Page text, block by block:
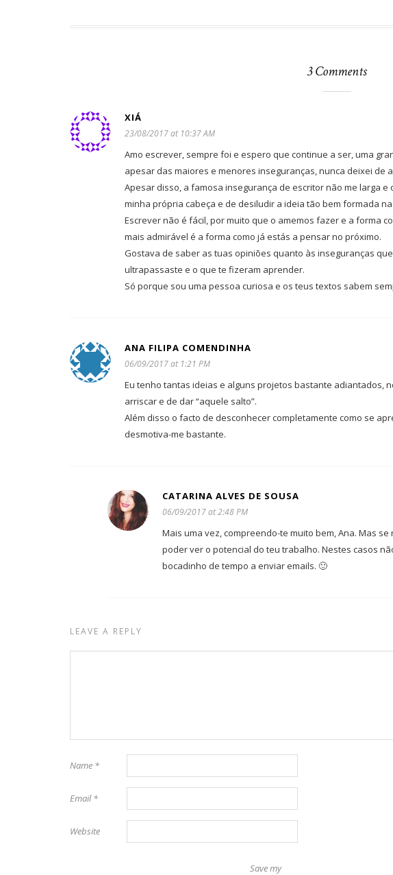
3 Comments
XIÁ
23/08/2017 at 10:37 AM
Amo escrever, sempre foi e espero que continue a ser, uma
apesar das maiores e menores inseguranças, nunca deixei de
Apesar disso, a famosa insegurança de escritor não me larga
minha própria cabeça e de desiludir a ideia tão bem formada
Escrever não é fácil, por muito que o amemos fazer e a forma
mais admirável é a forma como já estás a pensar no próximo.
Gostava de saber as tuas opiniões quanto às inseguranças
ultrapassaste e o que te fizeram aprender.
Só porque sou uma pessoa curiosa e os teus textos sabem
ANA FILIPA COMENDINHA
06/09/2017 at 1:21 PM
Eu tenho tantas ideias e alguns projetos bastante adiantados,
arriscar e de dar “aquele salto”.
Além disso o facto de desconhecer completamente como se
desmotiva-me bastante.
CATARINA ALVES DE SOUSA
06/09/2017 at 2:48 PM
Mais uma vez, compreendo-te muito bem, Ana. Mas
poder ver o potencial do teu trabalho. Nestes casos
bocadinho de tempo a enviar emails. 🙂
LEAVE A REPLY
Name *
Email*
Website
Save my